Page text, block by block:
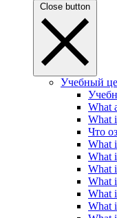
Close button
Учебный
What
What
Что
What
What
What
What
What
What